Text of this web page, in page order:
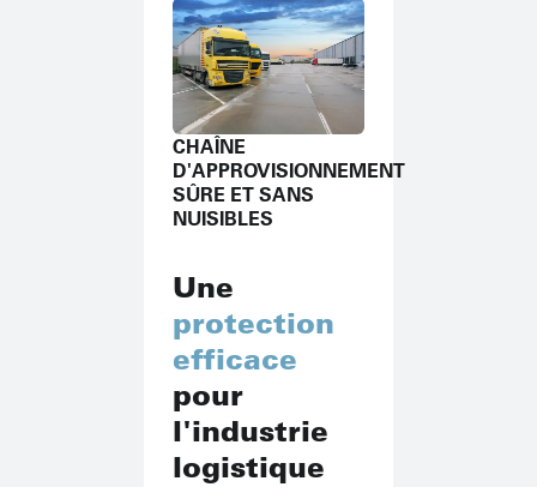
CHAÎNE
D'APPROVISIONNEMENT
SÛRE ET SANS
NUISIBLES
Une
protection
efficace
pour
l'industrie
logistique